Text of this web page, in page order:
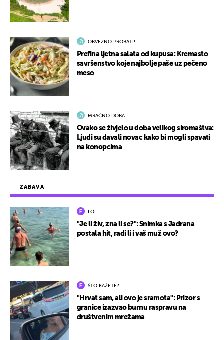
ZABAVA
LOL
"Je li živ, zna li se?": Snimka s Jadrana
postala hit, radi li i vaš muž ovo?
ŠTO KAŽETE?
"Hrvat sam, ali ovo je sramota": Prizor s
granice izazvao burnu raspravu na
društvenim mrežama
OBVEZNO PROBATI!
Prefina ljetna salata od kupusa: Kremasto
savršenstvo koje najbolje paše uz pečeno
meso
MRAČNO DOBA
Ovako se živjelo u doba velikog siromaštva:
Ljudi su davali novac kako bi mogli spavati
na konopcima